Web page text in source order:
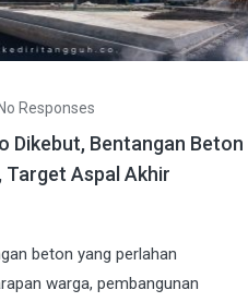
No Responses
Dikebut, Bentangan Beton
Target Aspal Akhir
beton yang perlahan
warga, pembangunan